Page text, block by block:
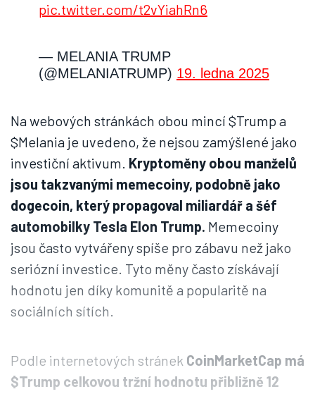
pic.twitter.com/t2vYiahRn6
— MELANIA TRUMP
(@MELANIATRUMP) 19. ledna 2025
Na webových stránkách obou mincí $Trump a
$Melania je uvedeno, že nejsou zamýšlené jako
investiční aktivum. Kryptoměny obou manželů
jsou takzvanými memecoiny, podobně jako
dogecoin, který propagoval miliardář a šéf
automobilky Tesla Elon Trump. Memecoiny
jsou často vytvářeny spíše pro zábavu než jako
seriózní investice. Tyto měny často získávají
hodnotu jen díky komunitě a popularitě na
sociálních sítích.
Podle internetových stránek CoinMarketCap má
$Trump celkovou tržní hodnotu přibližně 12